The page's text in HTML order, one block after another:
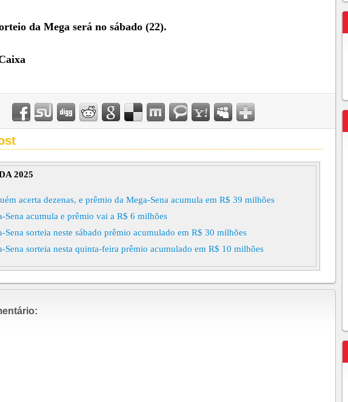
da Mega será no sábado (22).
2025
acerta dezenas, e prêmio da Mega-Sena acumula em R$ 39 milhões
Sena acumula e prêmio vai a R$ 6 milhões
Sena sorteia neste sábado prêmio acumulado em R$ 30 milhões
Sena sorteia nesta quinta-feira prêmio acumulado em R$ 10 milhões